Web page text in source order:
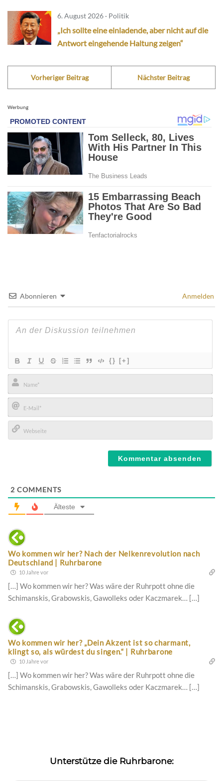
6. August 2026 · Politik
„Ich sollte eine einladende, aber nicht auf die
Antwort eingehende Haltung zeigen“
Vorheriger Beitrag Nächster Beitrag
Werbung
Abonnieren Anmelden
{} [+]
Name*
E-
Mail*
2 COMMENTS
Älteste
Wo kommen wir her? Nach der Nelkenrevolution nach
Deutschland | Ruhrbarone
10 Jahre vor
[…] Wo kommen wir her? Was wäre der Ruhrpott ohne die
Schimanskis, Grabowskis, Gawolleks oder Kaczmarek… […]
Wo kommen wir her? „Dein Akzent ist so charmant,
klingt so, als würdest du singen.“ | Ruhrbarone
10 Jahre vor
[…] Wo kommen wir her? Was wäre der Ruhrpott ohne die
Schimanskis, Grabowskis, Gawolleks oder Kaczmarek… […]
Unterstütze die Ruhrbarone: